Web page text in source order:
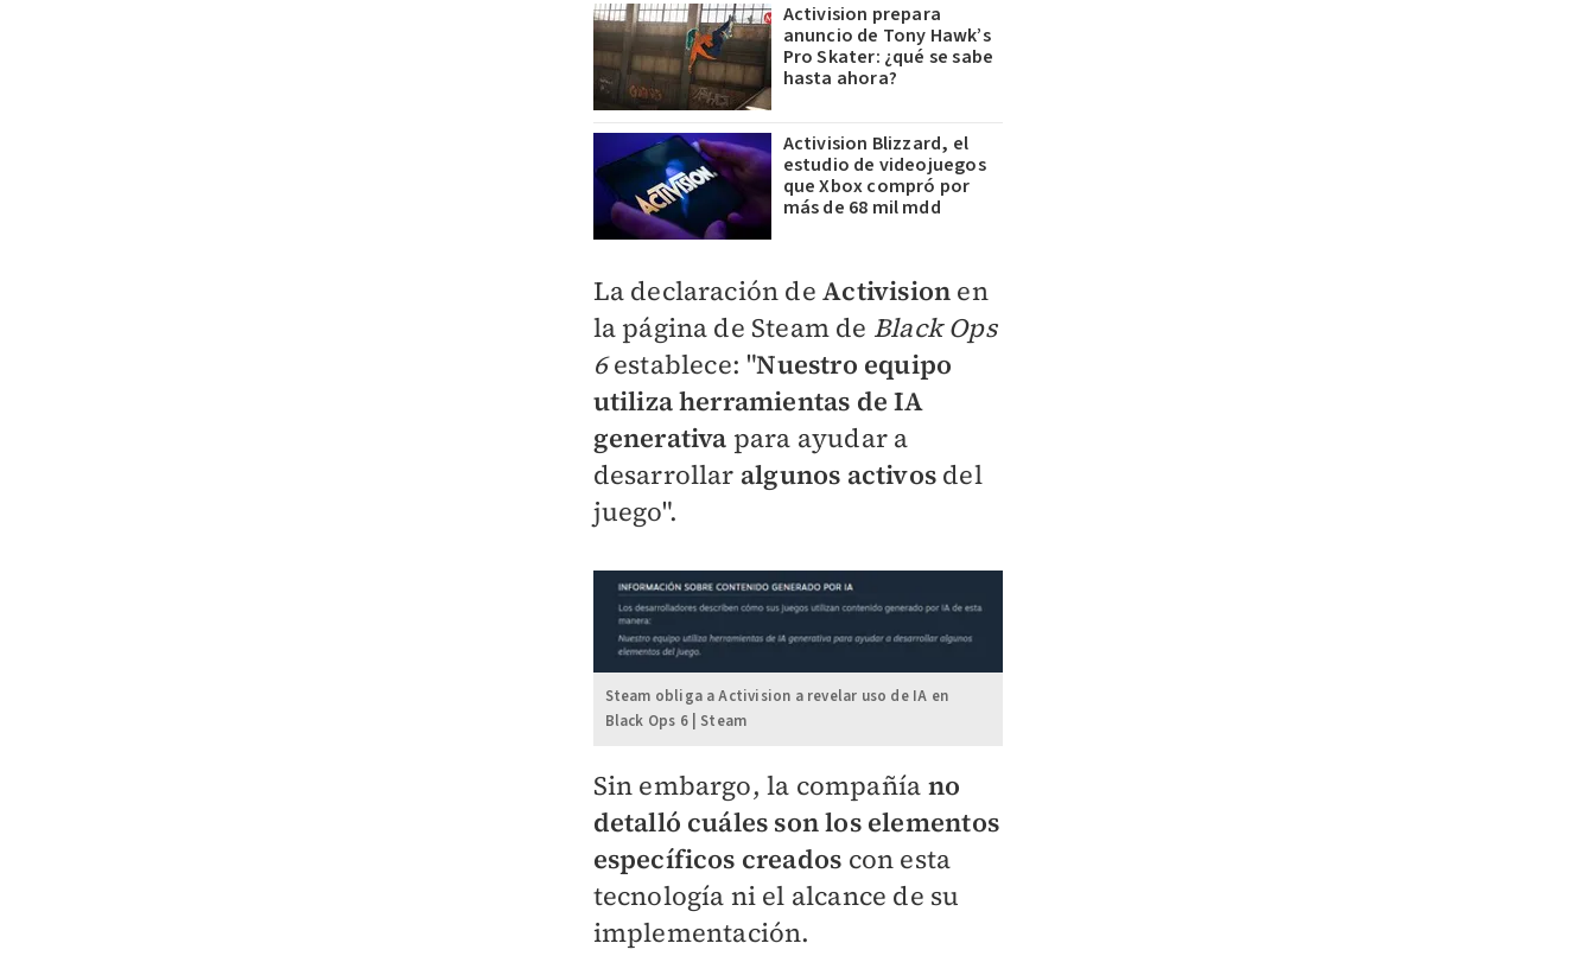
Activision prepara
anuncio de Tony Hawk’s
Pro Skater: ¿qué se sabe
hasta ahora?
Activision Blizzard, el
estudio de videojuegos
que Xbox compró por
más de 68 mil mdd
La declaración deActivision en
la página de Steam de Black Ops
6establece: "Nuestro equipo
utiliza herramientas de IA
generativa para ayudar a
desarrollar algunos activosdel
juego".
Steam obliga a Activision a revelar uso de IA en
Black Ops 6 | Steam
Sin embargo, la compañía no
detalló cuáles son los elementos
específicos creados con esta
tecnología ni el alcance de su
implementación.